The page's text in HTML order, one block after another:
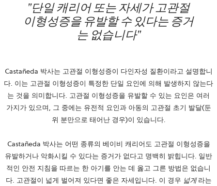
"단일 캐리어 또는 자세가 고관절
이형성증을 유발할 수 있다는 증거
는 없습니다"
Castañeda 박사는 고관절 이형성증이 다인자성 질환이라고 설명합니
다. 이는 고관절 이형성증이 특정한 단일 요인에 의해 발생하지 않는다
는 것을 의미합니다. 고관절 이형성증을 유발할 수 있는 요인은 여러
가지가 있으며, 그 중에는 유전적 요인과 아동의 고관절 초기 발달(둔
위 분만으로 태어난 경우)이 있습니다.
Castañeda 박사는 어떤 종류의 베이비 캐리어도 고관절 이형성증을
유발하거나 악화시킬 수 있다는 증거가 없다고 명백히 밝힙니다. 일반
적인 안전 지침을 따르는 한 아기를 안는 데 옳고 그른 방법은 없습니
다. 고관절이 넓게 벌어져 있다면 좋은 자세입니다. 이 경우 넓게라는